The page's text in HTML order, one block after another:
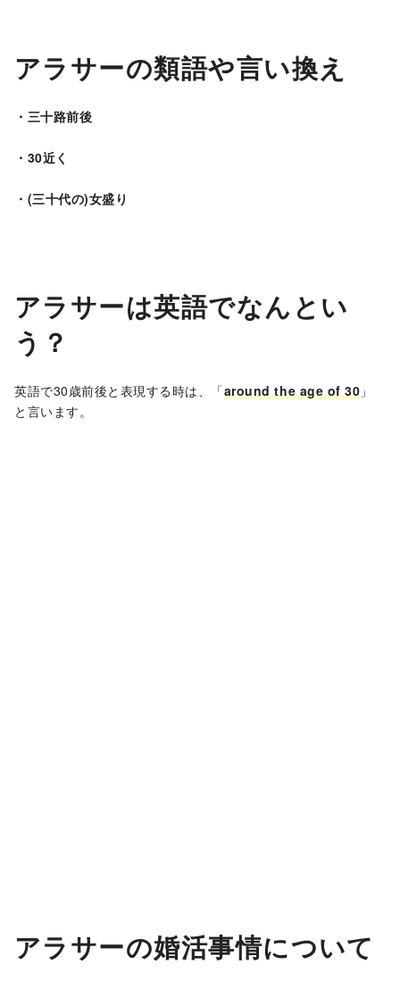
アラサーの類語や言い換え
・三十路前後
・30近く
・(三十代の)女盛り
アラサーは英語でなんとい
う？
英語で30歳前後と表現する時は、「around the age of 30 」
と言います。
アラサーの婚活事情について